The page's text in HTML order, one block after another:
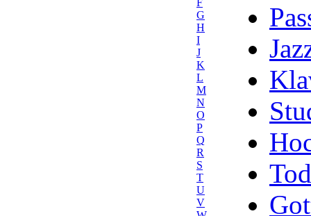
F
G
H
I
J
K
L
M
N
O
P
Q
R
S
T
U
V